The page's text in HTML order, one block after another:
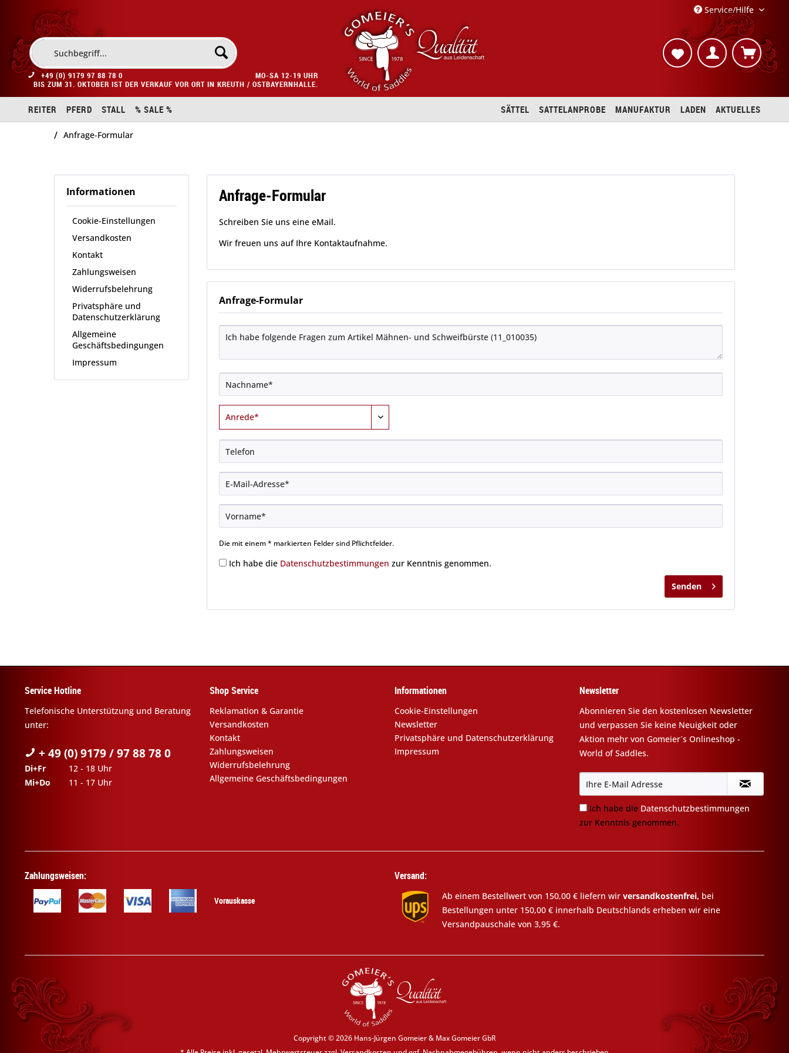
Service/Hilfe
+49 (0) 9179 97 88 78 0
MO-SA 12-19 UHR
BIS ZUM 31. OKTOBER IST DER VERKAUF VOR ORT IN KREUTH / OSTBAYERNHALLE.
REITER PFERD STALL % SALE % AKTUELLES
LADEN
MANUFAKTUR
SATTELANPROBE
SÄTTEL
/ Anfrage-Formular
Informationen
Cookie-Einstellungen
Versandkosten
Kontakt
Zahlungsweisen
Widerrufsbelehrung
Privatsphäre und
Datenschutzerklärung
Allgemeine
Geschäftsbedingungen
Impressum
Anfrage-Formular
Schreiben Sie uns eine eMail.
Wir freuen uns auf Ihre Kontaktaufnahme.
Anfrage-Formular
Die mit einem * markierten Felder sind Pflichtfelder.
Ich habe die Datenschutzbestimmungen zur Kenntnis genommen.
Senden
Service Hotline
Telefonische Unterstützung und Beratung
unter:
+ 49 (0) 9179 / 97 88 78 0
Di+Fr
12 - 18 Uhr
Mi+Do
11 - 17 Uhr
Shop Service
Reklamation & Garantie
Versandkosten
Kontakt
Zahlungsweisen
Widerrufsbelehrung
Allgemeine Geschäftsbedingungen
Informationen
Cookie-Einstellungen
Newsletter
Privatsphäre und Datenschutzerklärung
Impressum
Newsletter
Abonnieren Sie den kostenlosen Newsletter
und verpassen Sie keine Neuigkeit oder
Aktion mehr von Gomeier´s Onlineshop -
World of Saddles.
Ich habe die Datenschutzbestimmungen
zur Kenntnis genommen.
Zahlungsweisen:
Vorauskasse
Versand:
Ab einem Bestellwert von 150,00 € liefern wir versandkostenfrei, bei
Bestellungen unter 150,00 € innerhalb Deutschlands erheben wir eine
Versandpauschale von 3,95 €.
Copyright © 2026 Hans-Jürgen Gomeier & Max Gomeier GbR